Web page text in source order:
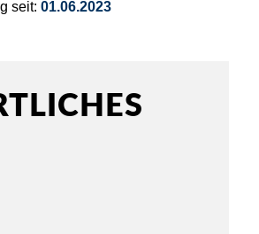
seit: 01.06.2023